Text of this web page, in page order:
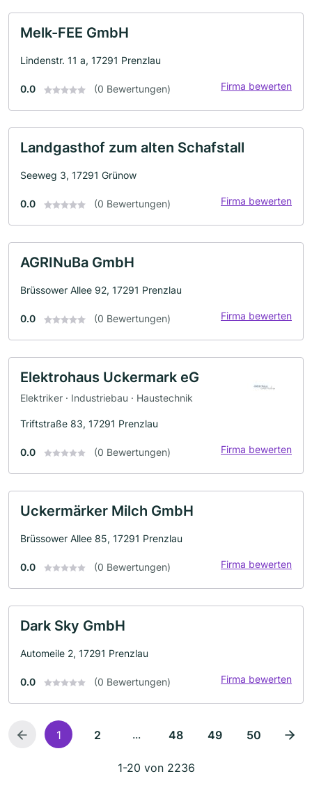
Melk-FEE GmbH
Lindenstr. 11 a, 17291 Prenzlau
0.0 (0 Bewertungen) Firma bewerten
Landgasthof zum alten Schafstall
Seeweg 3, 17291 Grünow
0.0 (0 Bewertungen) Firma bewerten
AGRINuBa GmbH
Brüssower Allee 92, 17291 Prenzlau
0.0 (0 Bewertungen) Firma bewerten
Elektrohaus Uckermark eG
Elektriker · Industriebau · Haustechnik
Triftstraße 83, 17291 Prenzlau
0.0 (0 Bewertungen) Firma bewerten
Uckermärker Milch GmbH
Brüssower Allee 85, 17291 Prenzlau
0.0 (0 Bewertungen) Firma bewerten
Dark Sky GmbH
Automeile 2, 17291 Prenzlau
0.0 (0 Bewertungen) Firma bewerten
1 2 ... 48 49 50
1-20 von 2236